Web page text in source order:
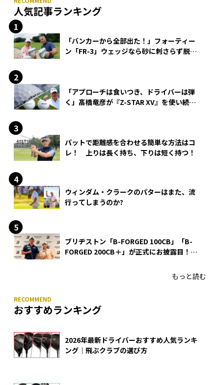
人気記事ランキング
「バンカーから全部出た！」フォーティー
ン「FR-3」ウェッジなら砂に刺さらず脱出
「アプローチは食いつき、ドライバーは弾
く」髙橋竜彦が『Z-STAR XV』を使い続け
パットで距離感を合わせる簡単な方法はコ
レ！ 上りは長く持ち、下りは短く持つ！
ウィンダム・クラークのパターはまた、流
行ってしまうのか?
ブリヂストン「B-FORGED 100CB」「B-
FORGED 200CB＋」が正式にお披露目！
もっと読む
おすすめランキング
2026年最新ドライバーおすすめ人気ランキ
ング｜飛ぶクラブの選び方